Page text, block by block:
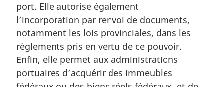
port. Elle autorise également
l’incorporation par renvoi de documents,
notamment les lois provinciales, dans les
règlements pris en vertu de ce pouvoir.
Enfin, elle permet aux administrations
portuaires d’acquérir des immeubles